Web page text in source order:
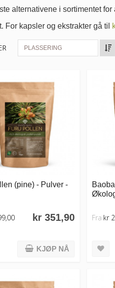
alternativene i sortimentet
For kapsler og ekstrakter gå til
PLASSERING
(pine) - Pulver -
kr 351,90
KJØP NÅ
Fra kr